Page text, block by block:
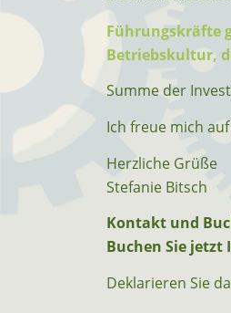
Führungskräfte
Betriebskultur,
Summe der
Ich freue mich
Herzliche Grüße
Stefanie Bitsch
Kontakt und
Buchen Sie jetzt
Deklarieren Sie